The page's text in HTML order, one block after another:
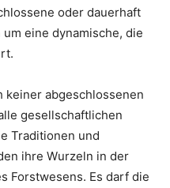
oder dauerhaft
eine dynamische, die
abgeschlossenen
gesellschaftlichen
Traditionen und
ihre Wurzeln in der
Forstwesens. Es darf die